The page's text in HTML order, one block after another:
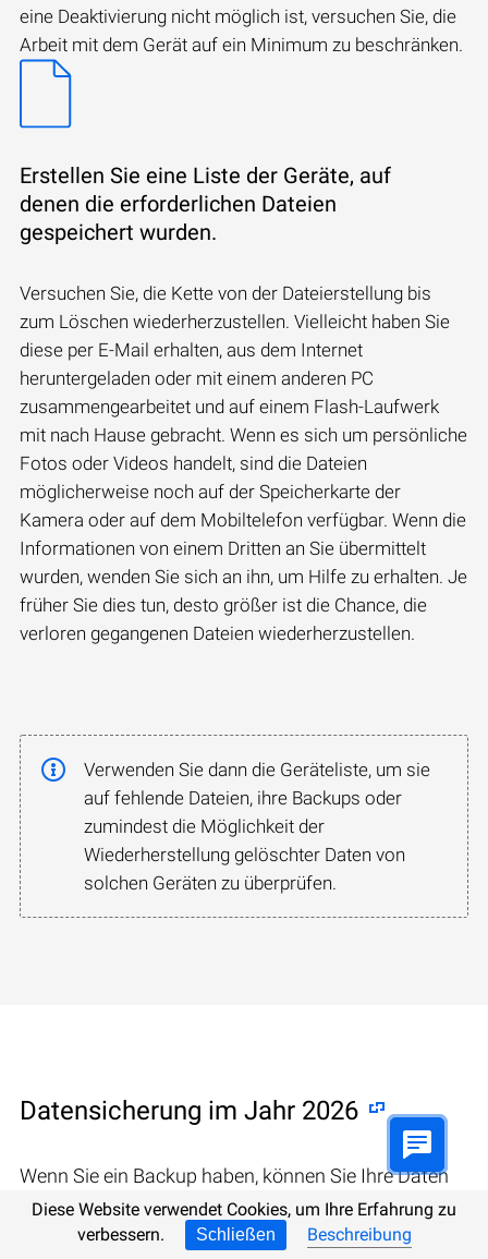
eine Deaktivierung nicht möglich ist, versuchen Sie, die
Arbeit mit dem Gerät auf ein Minimum zu beschränken.
Erstellen Sie eine Liste der Geräte, auf
denen die erforderlichen Dateien
gespeichert wurden.
Versuchen Sie, die Kette von der Dateierstellung bis
zum Löschen wiederherzustellen. Vielleicht haben Sie
diese per E-Mail erhalten, aus dem Internet
heruntergeladen oder mit einem anderen PC
zusammengearbeitet und auf einem Flash-Laufwerk
mit nach Hause gebracht. Wenn es sich um persönliche
Fotos oder Videos handelt, sind die Dateien
möglicherweise noch auf der Speicherkarte der
Kamera oder auf dem Mobiltelefon verfügbar. Wenn die
Informationen von einem Dritten an Sie übermittelt
wurden, wenden Sie sich an ihn, um Hilfe zu erhalten. Je
früher Sie dies tun, desto größer ist die Chance, die
verloren gegangenen Dateien wiederherzustellen.
Verwenden Sie dann die Geräteliste, um sie
auf fehlende Dateien, ihre Backups oder
zumindest die Möglichkeit der
Wiederherstellung gelöschter Daten von
solchen Geräten zu überprüfen.
Datensicherung im Jahr 2026
Wenn Sie ein Backup haben, können Sie Ihre Daten
zu den niedrigsten Kosten wiederherstellen.
Diese Website verwendet Cookies, um Ihre Erfahrung zu
verbessern.
Schließen Beschreibung